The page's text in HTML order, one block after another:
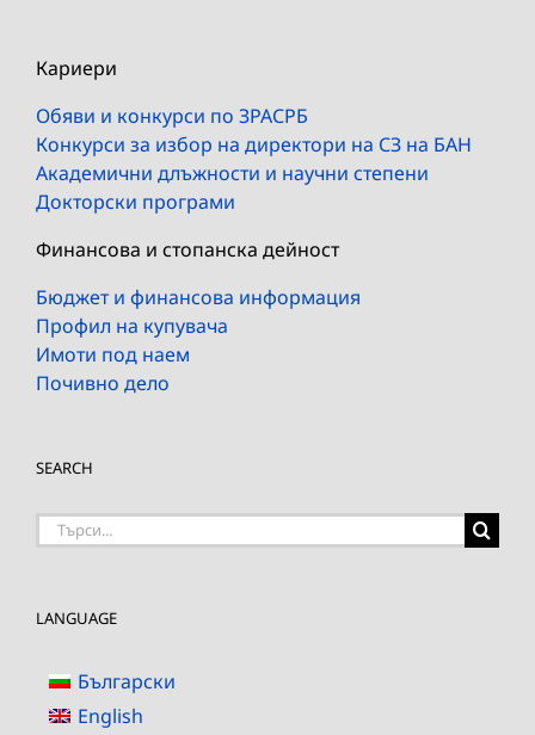
Кариери
Обяви и конкурси по ЗРАСРБ
Конкурси за избор на директори на СЗ на БАН
Академични длъжности и научни степени
Докторски програми
Финансова и стопанска дейност
Бюджет и финансова информация
Профил на купувача
Имоти под наем
Почивно дело
SEARCH
Търсене
LANGUAGE
Български
English